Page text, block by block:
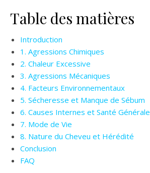
Table des matières
Introduction
1. Agressions Chimiques
2. Chaleur Excessive
3. Agressions Mécaniques
4. Facteurs Environnementaux
5. Sécheresse et Manque de Sébum
6. Causes Internes et Santé Générale
7. Mode de Vie
8. Nature du Cheveu et Hérédité
Conclusion
FAQ